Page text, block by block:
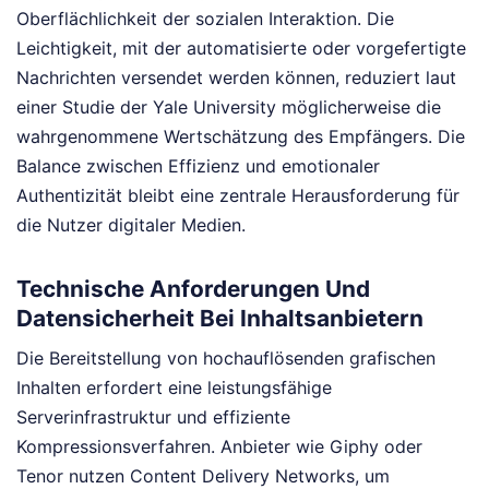
Oberflächlichkeit der sozialen Interaktion. Die
Leichtigkeit, mit der automatisierte oder vorgefertigte
Nachrichten versendet werden können, reduziert laut
einer Studie der Yale University möglicherweise die
wahrgenommene Wertschätzung des Empfängers. Die
Balance zwischen Effizienz und emotionaler
Authentizität bleibt eine zentrale Herausforderung für
die Nutzer digitaler Medien.
Technische Anforderungen Und
Datensicherheit Bei Inhaltsanbietern
Die Bereitstellung von hochauflösenden grafischen
Inhalten erfordert eine leistungsfähige
Serverinfrastruktur und effiziente
Kompressionsverfahren. Anbieter wie Giphy oder
Tenor nutzen Content Delivery Networks, um